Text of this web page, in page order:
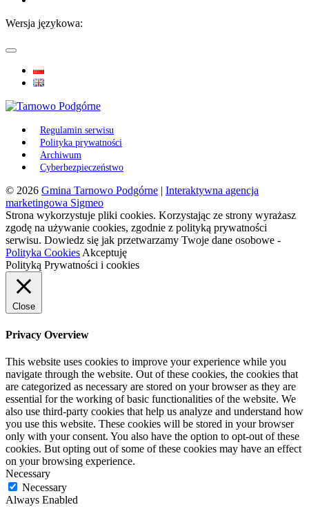
Wersja językowa:
Regulamin serwisu
Polityka prywatności
Archiwum
Cyberbezpieczeństwo
© 2026 Gmina Tarnowo Podgórne | Interaktywna agencja
marketingowa Sigmeo
Strona wykorzystuje pliki cookies. Korzystając ze strony wyrażasz
zgodę na używanie cookies, zgodnie z polityką prywatności
serwisu. Dowiedz się jak przetwarzamy Twoje dane osobowe -
Polityka CookiesAkceptuję
Polityką Prywatności i cookies
Close
Privacy Overview
This website uses cookies to improve your experience while you
navigate through the website. Out of these cookies, the cookies that
are categorized as necessary are stored on your browser as they are
essential for the working of basic functionalities of the website. We
also use third-party cookies that help us analyze and understand how
you use this website. These cookies will be stored in your browser
only with your consent. You also have the option to opt-out of these
cookies. But opting out of some of these cookies may have an effect
on your browsing experience.
Necessary
Necessary
Always Enabled